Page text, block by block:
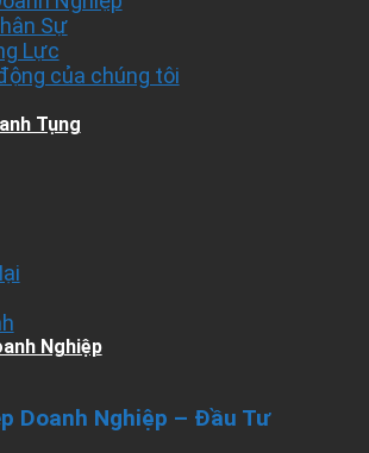
Sự
Lực
của chúng tôi
Tụng
Nghiệp
Doanh Nghiệp – Đầu Tư